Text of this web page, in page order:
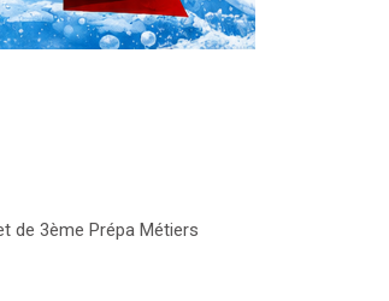
de 3ème Prépa Métiers